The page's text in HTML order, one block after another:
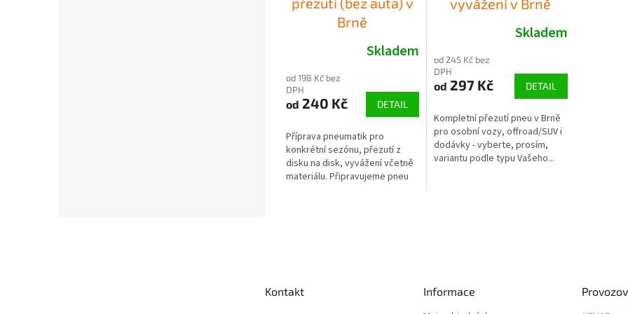
Brně
Skladem
od 198 Kč bez
DPH
od 240 Kč DETAIL
Příprava pneumatik pro
konkrétní sezónu, přezutí z
disku na disk, vyvážení včetně
materiálu. Připravujeme pneu
Skladem
od 245 Kč bez
DPH
od 297 Kč DETAIL
Kompletní přezutí pneu v Brně
pro osobní vozy, offroad/SUV i
dodávky - vyberte, prosím,
variantu podle typu Vašeho...
Kontakt Informace